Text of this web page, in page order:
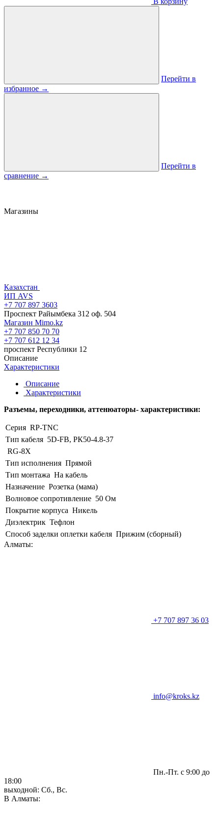
Перейти в
избранное →
Перейти в
сравнение →
Магазины
Казахстан
ИП AVS
+7 707 897 3603
Проспект Райымбека 312 оф. 504
Магазин Mimo.kz
+7 707 850 70 70
+7 707 612 12 34
проспект Республики 12
Описание
Характеристики
Описание
Характеристики
Разъемы, переходники, аттенюаторы- характеристики:
Серия RP-TNC
Тип кабеля 5D-FB, РК50-4.8-37
RG-8X
Тип исполнения Прямой
Тип монтажа На кабель
Назначение Розетка (мама)
Волновое сопротивление 50 Ом
Покрытие корпуса Никель
Диэлектрик Тефлон
Способ заделки оплетки кабеля Прижим (сборный)
Алматы:
+7 707 897 36 03
info@kroks.kz
Пн.-Пт. с 9:00 до
18:00
выходной: Сб., Вс.
В Алматы: